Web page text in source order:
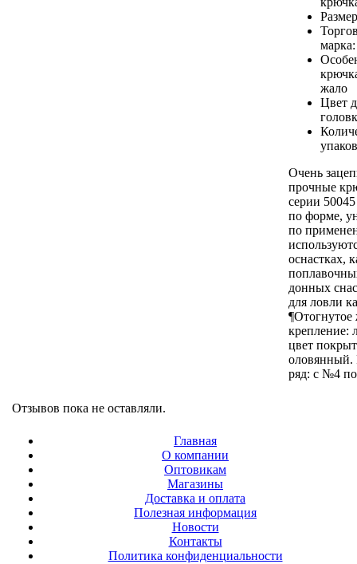
жало
Цвет
Очень
прочные
серии
по форме,
по
оснастках,
донных
для ловли
¶Отогнутое
крепление:
цвет
оловянный.
ряд: c №4
Отзывов пока не оставляли.
Главная
О компании
Оптовикам
Магазины
Доставка и оплата
Полезная информация
Новости
Контакты
Политика конфиденциальности